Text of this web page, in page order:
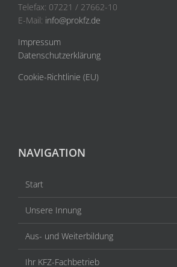
Telefax: 07221 / 27662-10
E-Mail: info@prokfz.de
Impressum
Datenschutzerklärung
Cookie-Richtlinie (EU)
NAVIGATION
Start
Unsere Innung
Aus- und Weiterbildung
Ihr KFZ-Fachbetrieb